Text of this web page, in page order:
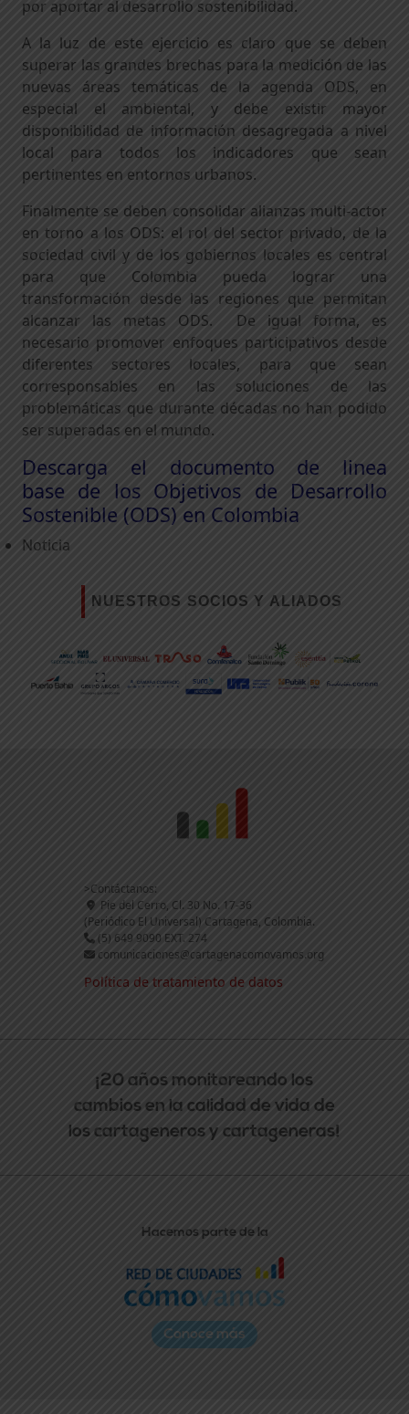
por aportar al desarrollo sostenibilidad.
A la luz de este ejercicio es claro que se deben
superar las grandes brechas para la medición de las
nuevas áreas temáticas de la agenda ODS, en
especial el ambiental, y debe existir mayor
disponibilidad de información desagregada a nivel
local para todos los indicadores que sean
pertinentes en entornos urbanos.
Finalmente se deben consolidar alianzas multi-actor
en torno a los ODS: el rol del sector privado, de la
sociedad civil y de los gobiernos locales es central
para que Colombia pueda lograr una
transformación desde las regiones que permitan
alcanzar las metas ODS. De igual forma, es
necesario promover enfoques participativos desde
diferentes sectores locales, para que sean
corresponsables en las soluciones de las
problemáticas que durante décadas no han podido
ser superadas en el mundo.
Descarga el documento de linea
base de los Objetivos de Desarrollo
Sostenible (ODS) en Colombia
Noticia
NUESTROS SOCIOS Y ALIADOS
>Contáctanos:
Pie del Cerro, Cl. 30 No. 17-36
(Periódico El Universal) Cartagena, Colombia.
(5) 649 9090 EXT. 274
comunicaciones@cartagenacomovamos.org
Política de tratamiento de datos
¡20 años monitoreando los
cambios en la calidad de vida de
los cartageneros y cartageneras!
Hacemos parte de la
Conoce más